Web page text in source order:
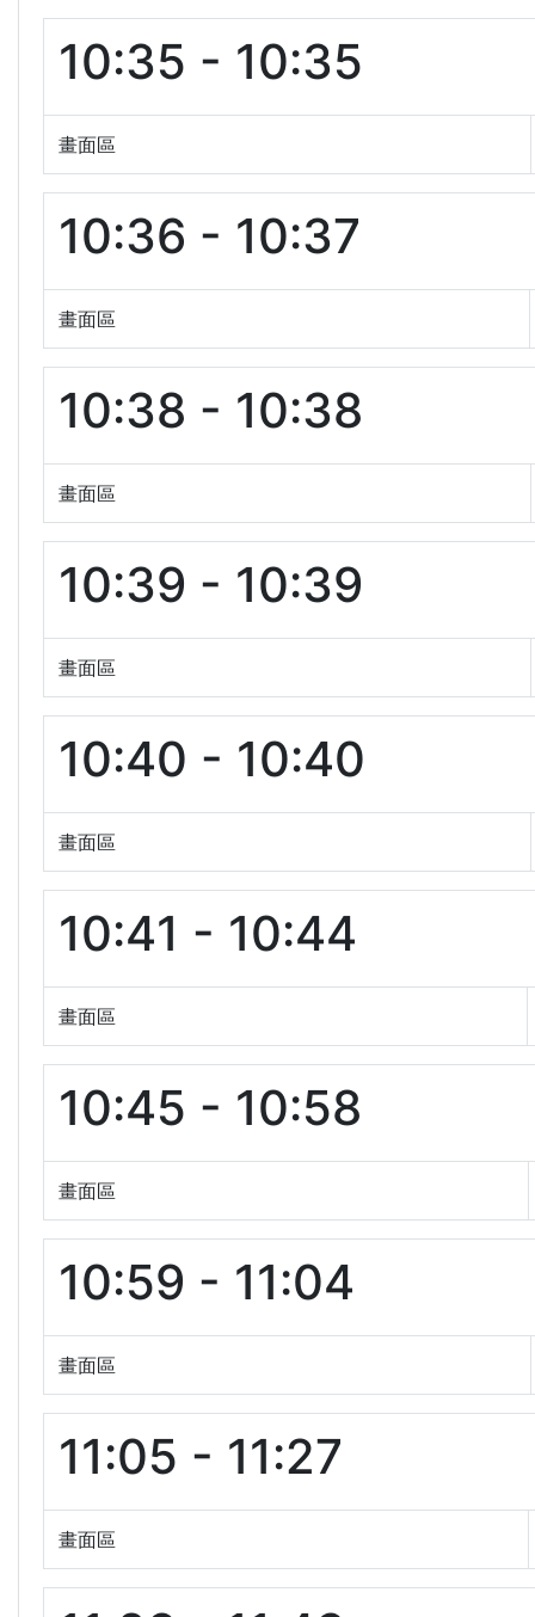
10:35 - 10:35
畫面區
10:36 - 10:37
畫面區
10:38 - 10:38
畫面區
10:39 - 10:39
畫面區
10:40 - 10:40
畫面區
10:41 - 10:44
畫面區
10:45 - 10:58
畫面區
10:59 - 11:04
畫面區
11:05 - 11:27
畫面區